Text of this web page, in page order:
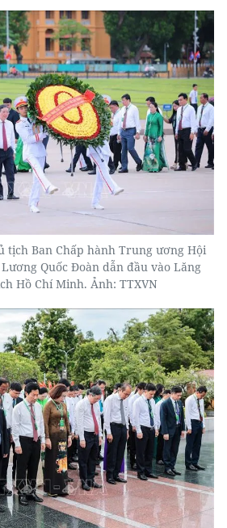
tịch Ban Chấp hành Trung ương Hội
Quốc Đoàn dẫn đầu vào Lăng
Hồ Chí Minh. Ảnh: TTXVN